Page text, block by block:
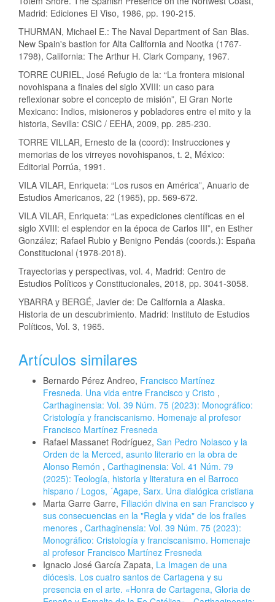
Madrid: Ediciones El Viso, 1986, pp. 190-215.
THURMAN, Michael E.: The Naval Department of San Blas.
New Spain's bastion for Alta California and Nootka (1767-
1798), California: The Arthur H. Clark Company, 1967.
TORRE CURIEL, José Refugio de la: “La frontera misional
novohispana a finales del siglo XVIII: un caso para
reflexionar sobre el concepto de misión”, El Gran Norte
Mexicano: Indios, misioneros y pobladores entre el mito y la
historia, Sevilla: CSIC / EEHA, 2009, pp. 285-230.
TORRE VILLAR, Ernesto de la (coord): Instrucciones y
memorias de los virreyes novohispanos, t. 2, México:
Editorial Porrúa, 1991.
VILA VILAR, Enriqueta: “Los rusos en América”, Anuario de
Estudios Americanos, 22 (1965), pp. 569-672.
VILA VILAR, Enriqueta: “Las expediciones científicas en el
siglo XVIII: el esplendor en la época de Carlos III”, en Esther
González; Rafael Rubio y Benigno Pendás (coords.): España
Constitucional (1978-2018).
Trayectorias y perspectivas, vol. 4, Madrid: Centro de
Estudios Políticos y Constitucionales, 2018, pp. 3041-3058.
YBARRA y BERGÉ, Javier de: De California a Alaska.
Historia de un descubrimiento. Madrid: Instituto de Estudios
Políticos, Vol. 3, 1965.
Artículos similares
Bernardo Pérez Andreo, Francisco Martínez
Fresneda. Una vida entre Francisco y Cristo ,
Carthaginensia: Vol. 39 Núm. 75 (2023): Monográfico:
Cristología y franciscanismo. Homenaje al profesor
Francisco Martínez Fresneda
Rafael Massanet Rodríguez, San Pedro Nolasco y la
Orden de la Merced, asunto literario en la obra de
Alonso Remón , Carthaginensia: Vol. 41 Núm. 79
(2025): Teología, historia y literatura en el Barroco
hispano / Logos, ´Agape, Sarx. Una dialógica cristiana
Marta Garre Garre, Filiación divina en san Francisco y
sus consecuencias en la "Regla y vida" de los frailes
menores , Carthaginensia: Vol. 39 Núm. 75 (2023):
Monográfico: Cristología y franciscanismo. Homenaje
al profesor Francisco Martínez Fresneda
Ignacio José García Zapata, La Imagen de una
diócesis. Los cuatro santos de Cartagena y su
presencia en el arte. «Honra de Cartagena, Gloria de